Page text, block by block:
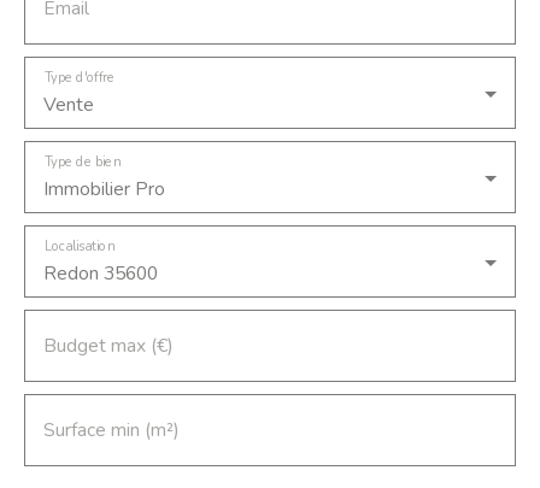
Email
Vente
Type d'offre
Immobilier Pro
Type de bien
Redon 35600
Localisation
Budget max (€)
Surface min (m²)